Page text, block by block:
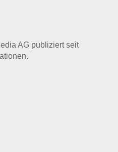
AG publiziert seit